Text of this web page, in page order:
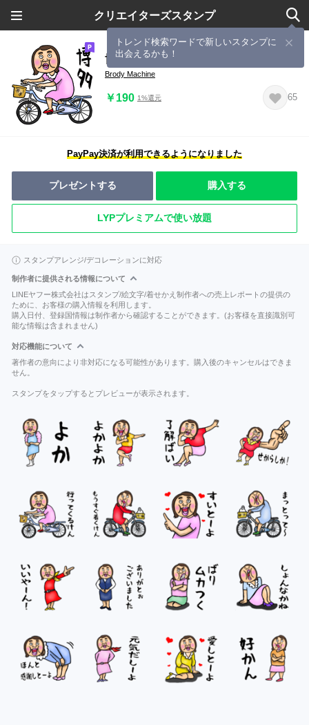
クリエイターズスタンプ
トレンド検索ワードで新しいスタンプに
出会えるかも！
博多弁ブス
Brody Machine
￥190 1%還元 65
PayPay決済が利用できるようになりました
プレゼントする 購入する
LYPプレミアムで使い放題
スタンプアレンジ/デコレーションに対応
制作者に提供される情報について
LINEヤフー株式会社はスタンプ/絵文字/着せかえ制作者への売上レポートの提供の
ために、お客様の購入情報を利用します。
購入日付、登録国情報は制作者から確認することができます。(お客様を直接識別可
能な情報は含まれません)
対応機能について
著作者の意向により非対応になる可能性があります。購入後のキャンセルはできま
せん。
スタンプをタップするとプレビューが表示されます。